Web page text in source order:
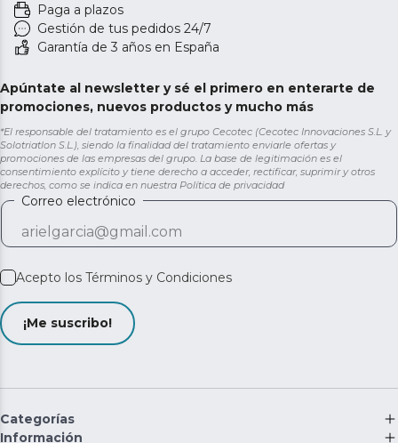
Paga a plazos
Gestión de tus pedidos 24/7
Garantía de 3 años en España
Apúntate al newsletter y sé el primero en enterarte de
promociones, nuevos productos y mucho más
*El responsable del tratamiento es el grupo Cecotec (Cecotec Innovaciones S.L. y
Solotriatlon S.L.), siendo la finalidad del tratamiento enviarle ofertas y
promociones de las empresas del grupo. La base de legitimación es el
consentimiento explícito y tiene derecho a acceder, rectificar, suprimir y otros
derechos, como se indica en nuestra Política de privacidad
Correo electrónico
Acepto los Términos y Condiciones
¡Me suscribo!
Categorías
Información